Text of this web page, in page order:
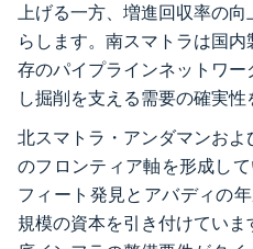
上げる一方、増進回収率の
らします。南スマトラは国
存のパイプラインネットワ
し掘削を支える需要の確実性
北スマトラ・アンダマンお
のフロンティア軸を形成し
フィート発見とアバディの
規模の資本を引き付けてい